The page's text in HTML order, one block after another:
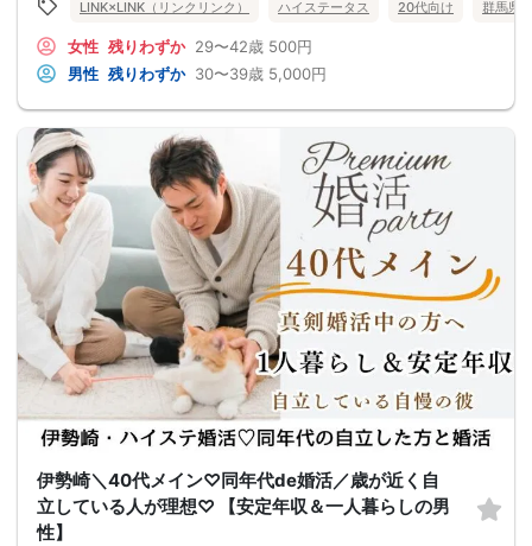
LINK×LINK（リンクリンク） ハイステータス 20代向け 群馬県
女性 残りわずか 29〜42歳 500円
男性 残りわずか 30〜39歳 5,000円
伊勢崎＼40代メイン♡同年代de婚活／歳が近く自
立している人が理想♡ 【安定年収＆一人暮らしの男
性】